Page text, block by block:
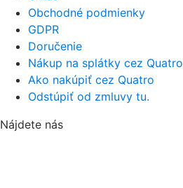
Obchodné podmienky
GDPR
Doručenie
Nákup na splátky cez Quatro
Ako nakúpiť cez Quatro
Odstúpiť od zmluvy tu.
Nájdete nás